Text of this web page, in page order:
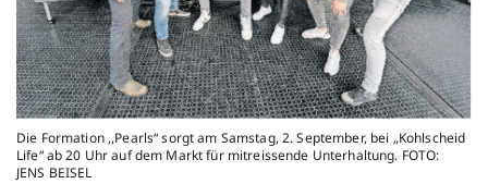
Die Formation ,,Pearls“ sorgt am Samstag, 2. September, bei „Kohlscheid
Life“ ab 20 Uhr auf dem Markt für mitreissende Unterhaltung. FOTO:
JENS BEISEL